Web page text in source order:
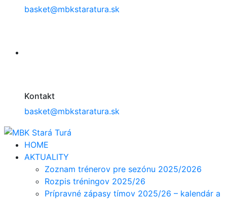
basket@mbkstaratura.sk
Kontakt
basket@mbkstaratura.sk
HOME
AKTUALITY
Zoznam trénerov pre sezónu 2025/2026
Rozpis tréningov 2025/26
Prípravné zápasy tímov 2025/26 – kalendár a